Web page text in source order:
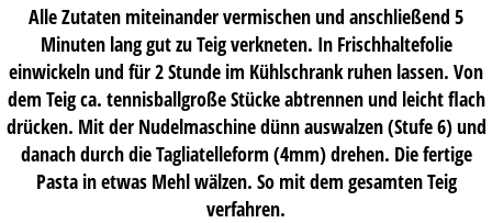
Alle Zutaten miteinander vermischen und anschließend 5
Minuten lang gut zu Teig verkneten. In Frischhaltefolie
einwickeln und für 2 Stunde im Kühlschrank ruhen lassen. Von
dem Teig ca. tennisballgroße Stücke abtrennen und leicht flach
drücken. Mit der Nudelmaschine dünn auswalzen (Stufe 6) und
danach durch die Tagliatelleform (4mm) drehen. Die fertige
Pasta in etwas Mehl wälzen. So mit dem gesamten Teig
verfahren.